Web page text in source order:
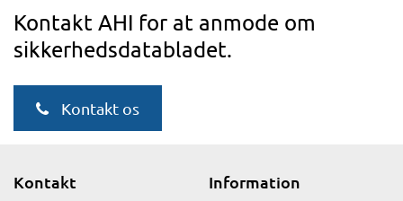
Kontakt AHI for at anmode om
sikkerhedsdatabladet.
Kontakt os
Kontakt Information